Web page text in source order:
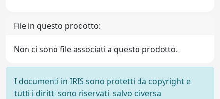
File in questo prodotto:
Non ci sono file associati a questo prodotto.
I documenti in IRIS sono protetti da copyright e
tutti i diritti sono riservati, salvo diversa